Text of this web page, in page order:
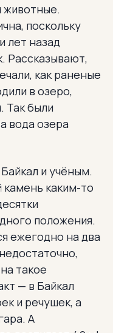
животные.
поскольку
лет назад
Рассказывают,
как раненые
в озеро,
Так были
вода озера
и учёным.
каким-то
положения.
ежегодно на два
такое
— в Байкал
и речушек, а
А